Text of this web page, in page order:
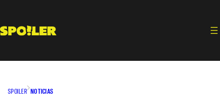
contenido
SPOILER NOTICIAS